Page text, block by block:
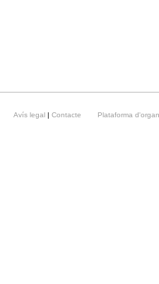
Avís legal | Contacte Plataforma